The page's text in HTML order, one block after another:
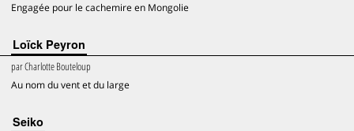
Engagée pour le cachemire en Mongolie
Loïck Peyron
parCharlotte Bouteloup
Au nom du vent et du large
Seiko